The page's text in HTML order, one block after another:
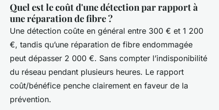
Quel est le coût d'une détection par rapport à
une réparation de fibre ?
Une détection coûte en général entre 300 € et 1 200
€, tandis qu’une réparation de fibre endommagée
peut dépasser 2 000 €. Sans compter l’indisponibilité
du réseau pendant plusieurs heures. Le rapport
coût/bénéfice penche clairement en faveur de la
prévention.